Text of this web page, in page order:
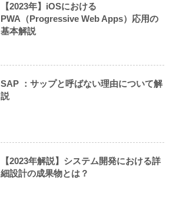
【2023年】iOSにおける
PWA（Progressive Web Apps）応用の
基本解説
SAP ：サップと呼ばない理由について解
説
【2023年解説】システム開発における詳
細設計の成果物とは？